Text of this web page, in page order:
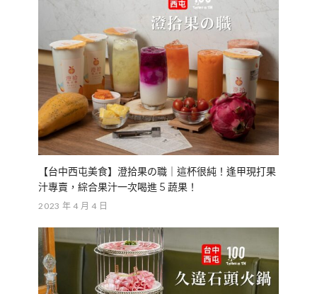
【台中西屯美食】澄拾果の職｜這杯很純！逢甲現打果
汁專賣，綜合果汁一次喝進 5 蔬果！
2023 年 4 月 4 日